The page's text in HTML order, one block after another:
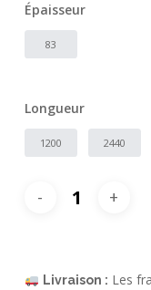
Épaisseur
83
Longueur
1200 2440
Livraison : Les